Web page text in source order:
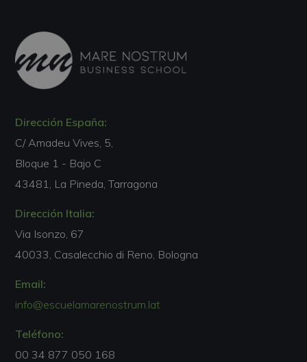
Dirección España:
C/ Amadeu Vives, 5,
Bloque 1 - Bajo C
43481, La Pineda, Tarragona
Dirección Italia:
Via Isonzo, 67
40033, Casalecchio di Reno, Bologna
Email:
info@escuelamarenostrum.lat
Teléfono:
00 34 877 050 168